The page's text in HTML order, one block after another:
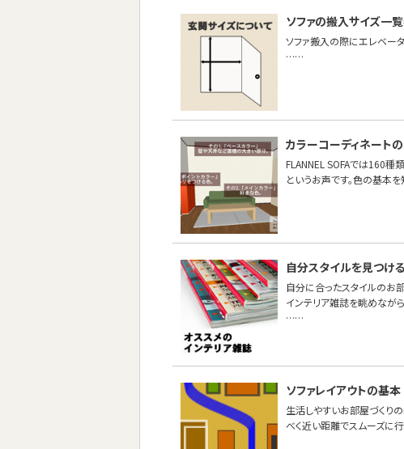
ソファの搬入サイズ一
ソファ搬入の際にエレベー
……
カラーコーディネート
FLANNEL SOFAでは160種
というお声です。色の基本
自分スタイルを見つけ
自分に合ったスタイルのお
インテリア雑誌を眺めなが
……
ソファレイアウトの基本
生活しやすいお部屋づくり
べく近い距離でスムーズに